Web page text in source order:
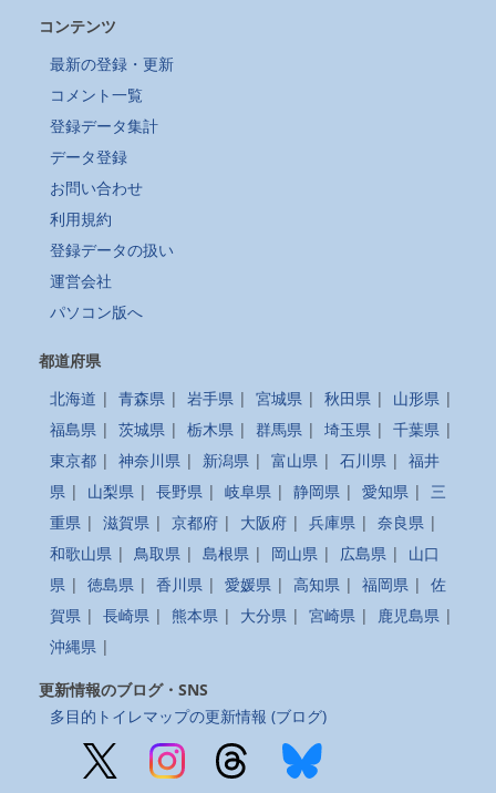
コンテンツ
最新の登録・更新
コメント一覧
登録データ集計
データ登録
お問い合わせ
利用規約
登録データの扱い
運営会社
パソコン版へ
都道府県
北海道 | 青森県 | 岩手県 | 宮城県 | 秋田県 | 山形県 |
福島県 | 茨城県 | 栃木県 | 群馬県 | 埼玉県 | 千葉県 |
東京都 | 神奈川県 | 新潟県 | 富山県 | 石川県 | 福井
県 | 山梨県 | 長野県 | 岐阜県 | 静岡県 | 愛知県 | 三
重県 | 滋賀県 | 京都府 | 大阪府 | 兵庫県 | 奈良県 |
和歌山県 | 鳥取県 | 島根県 | 岡山県 | 広島県 | 山口
県 | 徳島県 | 香川県 | 愛媛県 | 高知県 | 福岡県 | 佐
賀県 | 長崎県 | 熊本県 | 大分県 | 宮崎県 | 鹿児島県 |
沖縄県 |
更新情報のブログ・SNS
多目的トイレマップの更新情報 (ブログ)